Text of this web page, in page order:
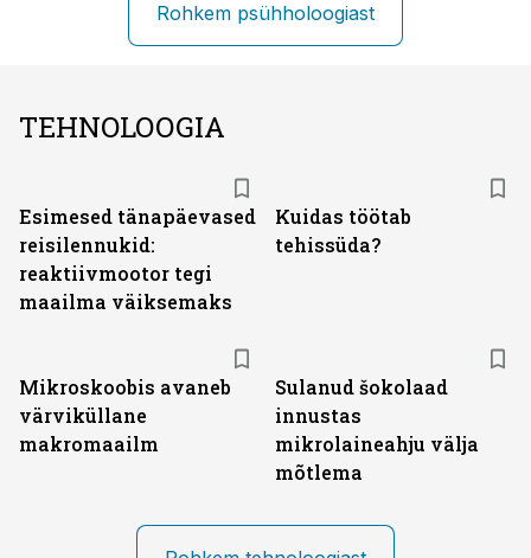
Rohkem psühholoogiast
TEHNOLOOGIA
Esimesed tänapäevased
reisilennukid:
reaktiivmootor tegi
maailma väiksemaks
Kuidas töötab
tehissüda?
Mikroskoobis avaneb
värviküllane
makromaailm
Sulanud šokolaad
innustas
mikrolaineahju välja
mõtlema